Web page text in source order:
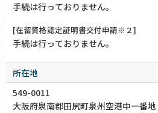
手続は行っておりません。
[在留資格認定証明書交付申請※２]
手続は行っておりません。
所在地
549-0011
大阪府泉南郡田尻町泉州空港中一番地